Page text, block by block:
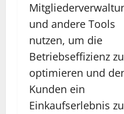
und andere Tools
nutzen, um die
Betriebseffizienz zu
optimieren und
Kunden ein
Einkaufserlebnis zu